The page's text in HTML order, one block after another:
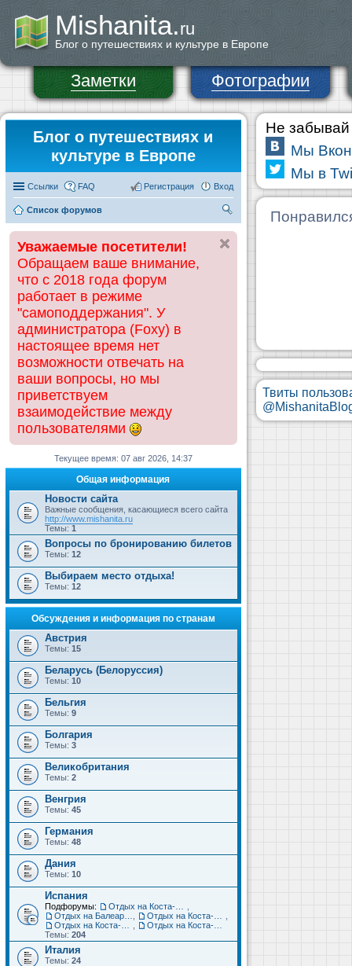
Mishanita.ru
Блог о путешествиях и культуре в Европе
Заметки Фотографии
Блог о путешествиях и
культуре в Европе
Ссылки FAQ Вход
Регистрация
Список форумов
ск
Уважаемые посетители!
Обращаем ваше внимание,
что с 2018 года форум
работает в режиме
"самоподдержания". У
администратора (Foxy) в
настоящее время нет
возможности отвечать на
ваши вопросы, но мы
приветствуем
взаимодействие между
пользователями
Текущее время: 07 авг 2026, 14:37
Общая информация
Новости сайта
Важные сообщения, касающиеся всего сайта
http://www.mishanita.ru
Темы: 1
Вопросы по бронированию билетов
Темы: 12
Выбираем место отдыха!
Темы: 12
Обсуждения и информация по странам
Австрия
Темы: 15
Беларусь (Белоруссия)
Темы: 10
Бельгия
Темы: 9
Болгария
Темы: 3
Великобритания
Темы: 2
Венгрия
Темы: 45
Германия
Темы: 48
Дания
Темы: 10
Испания
Подфорумы:
Темы: 204
Италия
Темы: 24
Не забывай
Мы
Мы в
Твиты